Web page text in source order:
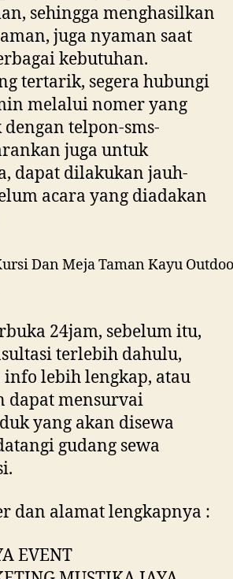
sehingga menghasilkan
juga nyaman saat
kebutuhan.
tertarik, segera hubungi
melalui nomer yang
telpon-sms-
juga untuk
dapat dilakukan jauh-
acara yang diadakan
24jam, sebelum itu,
terlebih dahulu,
lebih lengkap, atau
dapat mensurvai
yang akan disewa
gudang sewa
dan alamat lengkapnya :
EVENT